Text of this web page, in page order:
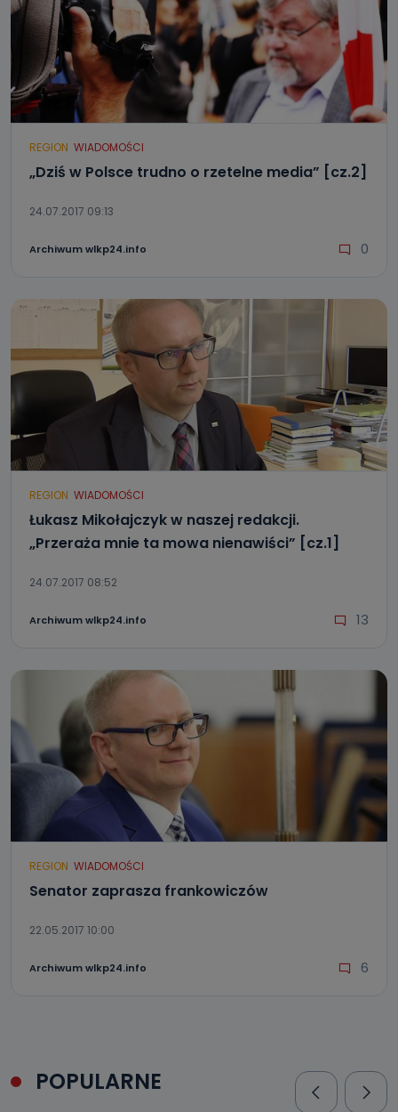
REGION WIADOMOŚCI
„Dziś w Polsce trudno o rzetelne media” [cz.2]
24.07.2017 09:13
Archiwum wlkp24.info 0
REGION WIADOMOŚCI
Łukasz Mikołajczyk w naszej redakcji.
„Przeraża mnie ta mowa nienawiści” [cz.1]
24.07.2017 08:52
Archiwum wlkp24.info 13
REGION WIADOMOŚCI
Senator zaprasza frankowiczów
22.05.2017 10:00
Archiwum wlkp24.info 6
POPULARNE